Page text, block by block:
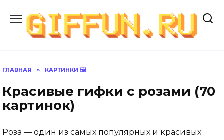
содержанию
ГЛАВНАЯ » КАРТИНКИ 🖼
Красивые гифки с розами (70
картинок)
Роза — один из самых популярных и красивых